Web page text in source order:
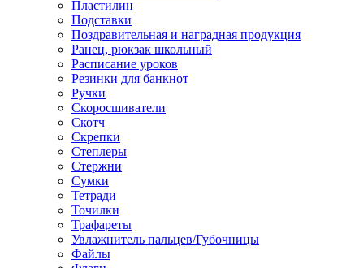
Пластилин
Подставки
Поздравительная и наградная продукция
Ранец, рюкзак школьный
Расписание уроков
Резинки для банкнот
Ручки
Скоросшиватели
Скотч
Скрепки
Степлеры
Стержни
Сумки
Тетради
Точилки
Трафареты
Увлажнитель пальцев/Губочницы
Файлы